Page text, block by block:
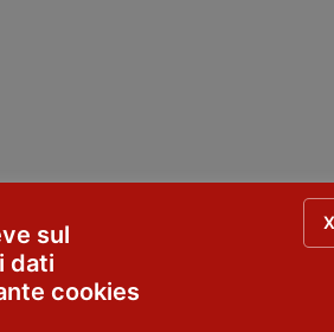
da lun.
sul
dati
cookies
X